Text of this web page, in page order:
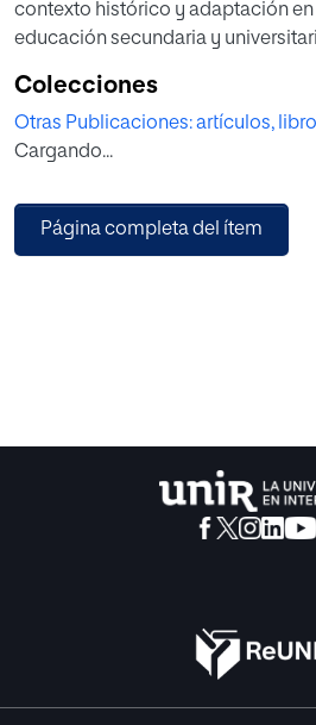
contexto histórico y adaptación en
educación secundaria y
crítica, se reconoce que los
perpetuar desigualdades sociales
dominio de ciertos grupos de
promover la acción transformadora
et al., 2021).
Colecciones
Otras Publicaciones: artículos,
Cargando...
Página completa del ítem